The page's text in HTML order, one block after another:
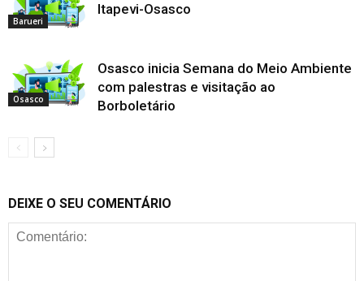
Barueri
Itapevi-Osasco
Osasco
Osasco inicia Semana do Meio Ambiente
com palestras e visitação ao
Borboletário
DEIXE O SEU COMENTÁRIO